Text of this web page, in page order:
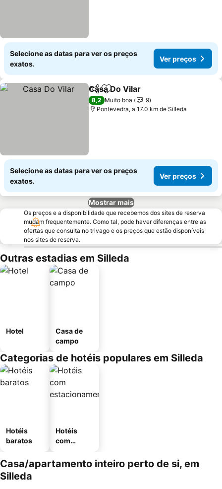
Selecione as datas para ver os preços
exatos.
Ver preços
PartilharAdicionar aos favoritos
Casa Do Vilar
8,2 Muito boa
9
Pontevedra, a 17.0 km de Silleda
Selecione as datas para ver os preços
exatos.
Ver preços
Mostrar mais
Os preços e a disponibilidade que recebemos dos sites de reserva
mudam frequentemente. Como tal, pode haver diferenças entre as
ofertas que consulta no trivago e os preços que estão disponíveis
nos sites de reserva.
Outras estadias em Silleda
Hotel
Casa de
campo
Categorias de hotéis populares em Silleda
Hotéis
baratos
Hotéis
com
mento
Casa/apartamento inteiro perto de si, em
Silleda